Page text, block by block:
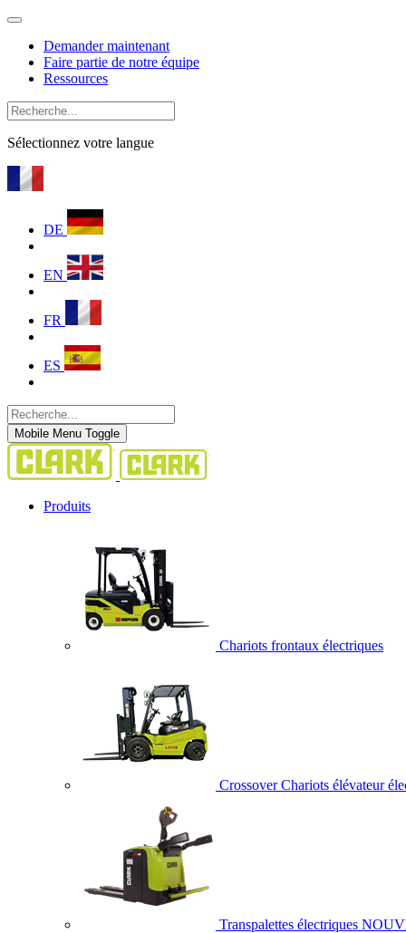
Demander maintenant
Faire partie de notre équipe
Ressources
Sélectionnez votre langue
DE
EN
FR
ES
Mobile Menu Toggle
Produits
Chariots frontaux électriques
Crossover Chariots élévateur
Transpalettes électriques